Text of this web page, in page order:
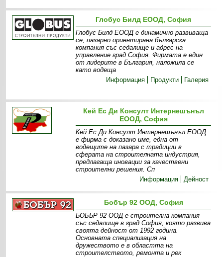
Глобус Билд ЕООД, София
Глобус Билд ЕООД е динамично развиваща
се, пазарно ориентирана българска
компания със седалище и адрес на
управление град София. Фирмата е един
от лидерите в България, наложила се
като водеща
Информация
Продукти Галерия
Кей Ес Ди Консулт Интернешънъл
ЕООД, София
Кей Ес Ди Консулт Интернешънъл ЕООД
е фирма с доказано име, една от
водещите на пазара с традиции в
сферата на строителната индустрия,
предлагаща иновации за качествени
строителни решения. Сп
Информация
Дейност
Бобър 92 ООД, София
БОБЪР 92 ООД е строителна компания
със седалище в град София, която развива
своята дейност от 1992 година.
Основната специализация на
дружеството е в областта на
строителството, ремонта и рек